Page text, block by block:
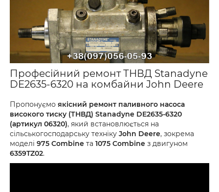
Професійний ремонт ТНВД Stanadyne
DE2635-6320 на комбайни John Deere
Пропонуємо якісний ремонт паливного насоса
високого тиску (ТНВД) Stanadyne DE2635-6320
(артикул 06320), який встановлюється на
сільськогосподарську техніку John Deere, зокрема
моделі 975 Combine та 1075 Combine з двигуном
6359TZ02.